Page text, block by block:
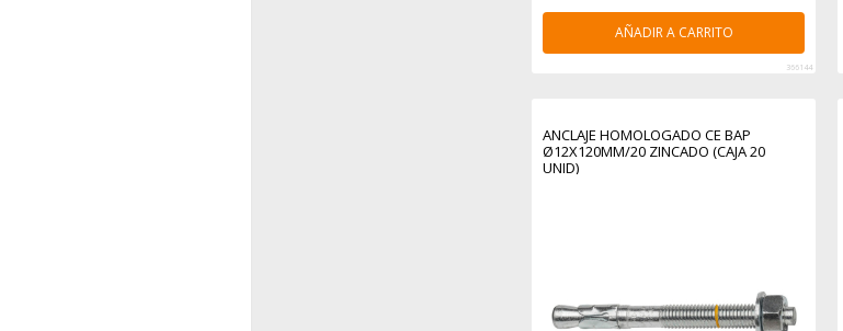
AÑADIR A CARRITO
366144
ANCLAJE HOMOLOGADO CE BAP
Ø12X120MM/20 ZINCADO (CAJA 20
UNID)